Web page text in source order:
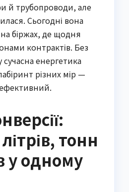
й трубопроводи, але
Сьогодні вона
біржах, де щодня
контрактів. Без
сучасна енергетика
різних мір —
тонн
у одному